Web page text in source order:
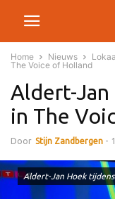
Home Nieuws
The Voice of Holland
Aldert-
in The
Door Stijn Zandbergen -
Aldert-Jan Hoek